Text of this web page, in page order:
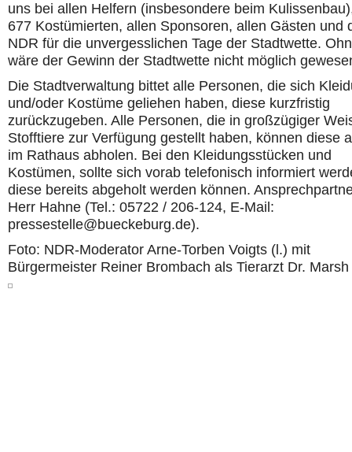
uns bei allen Helfern (insbesondere beim
677 Kostümierten, allen Sponsoren, allen Gästen und
NDR für die unvergesslichen Tage der Stadtwette.
wäre der Gewinn der Stadtwette nicht möglich
Die Stadtverwaltung bittet alle Personen, die sich
und/oder Kostüme geliehen haben, diese kurzfristig
zurückzugeben. Alle Personen, die in großzügiger
Stofftiere zur Verfügung gestellt haben, können diese
im Rathaus abholen. Bei den Kleidungsstücken und
Kostümen, sollte sich vorab telefonisch informiert
diese bereits abgeholt werden können.
Herr Hahne (Tel.: 05722 / 206-124, E-Mail:
pressestelle@bueckeburg.de).
Foto: NDR-Moderator Arne-Torben Voigts (l.) mit
Bürgermeister Reiner Brombach als Tierarzt Dr. Marsh